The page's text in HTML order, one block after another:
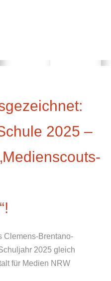
2025 –
Clemens-Brentano-
2025 gleich
für Medien NRW